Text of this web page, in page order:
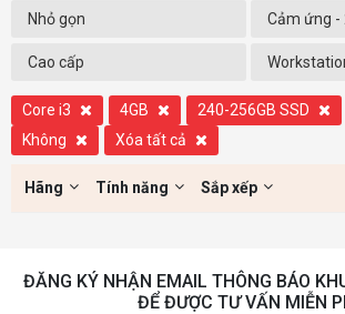
Nhỏ gọn Cảm ứng -
Cao cấp
Core i3 4GB 240-256GB SSD
Không
Xóa tất cả
Hãng Tính năng Sắp xếp
ĐĂNG KÝ NHẬN EMAIL THÔNG BÁO
ĐỂ ĐƯỢC TƯ VẤN MIỄN